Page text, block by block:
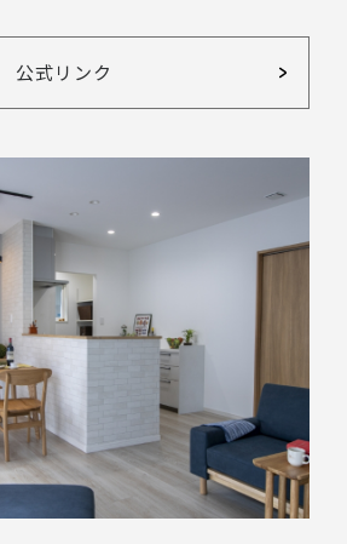
公式リンク